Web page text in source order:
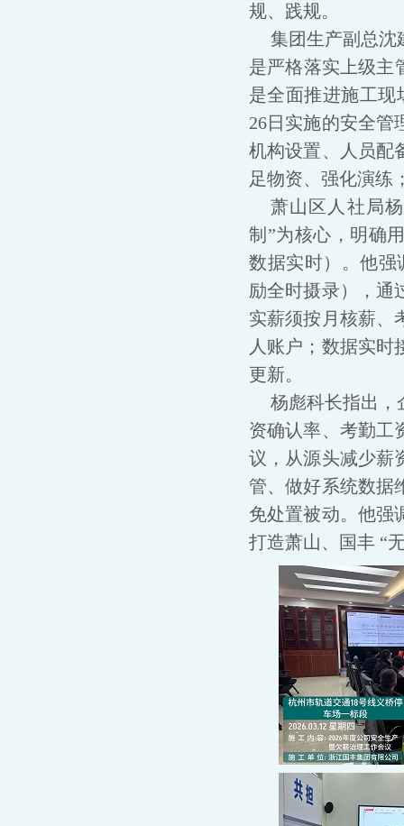
规、践规。
集团生产副总沈
是严格落实上级主
是全面推进施工现
26日实施的安全管
机构设置、人员配
足物资、强化演练
萧山区人社局
制”为核心，明确
数据实时）。他强
励全时摄录），通
实薪须按月核薪、
人账户；数据实时
更新。
杨彪科长指出，
资确认率、考勤工
议，从源头减少薪
管、做好系统数据
免处置被动。他强
打造萧山、国丰 “